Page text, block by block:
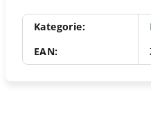
Kategorie:
EAN: